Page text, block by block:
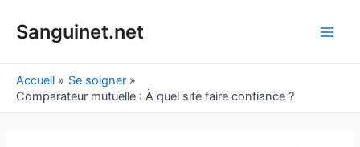
Sanguinet.net
Accueil
Se soigner
Comparateur mutuelle : À quel site faire confiance ?